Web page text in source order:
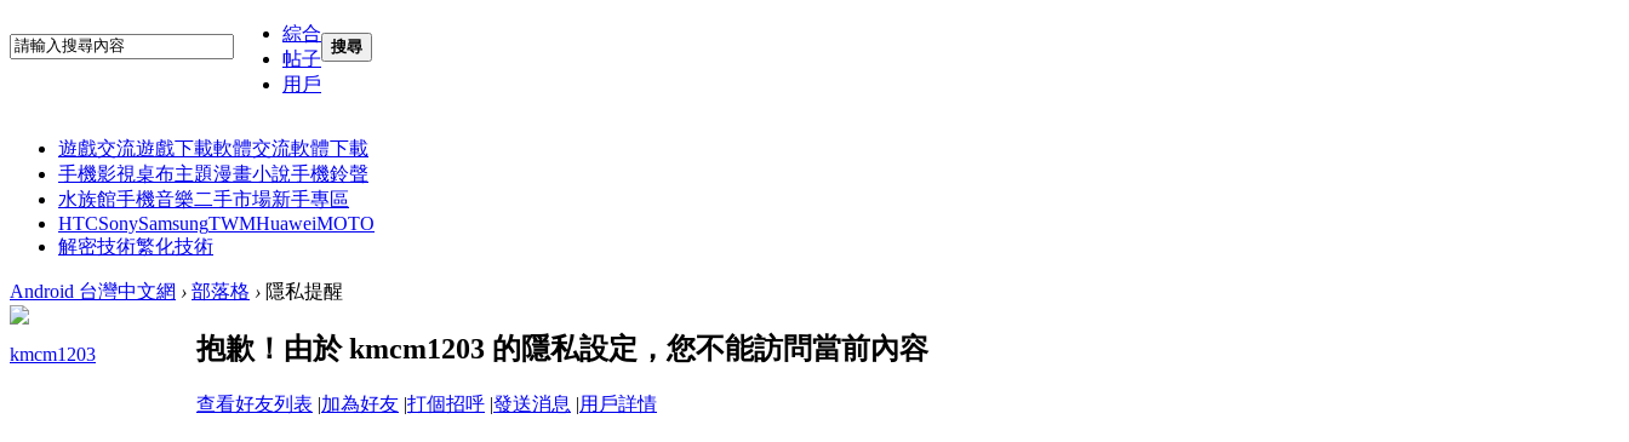
綜合
帖子
用戶
搜尋
遊戲交流遊戲下載軟體交流軟體下載
手機影視桌布主題漫畫小說手機鈴聲
水族館手機音樂二手市場新手專區
HTCSonySamsungTWMHuaweiMOTO
解密技術繁化技術
Android 台灣中文網 › 部落格 › 隱私提醒
kmcm1203 抱歉！由於 kmcm1203 的隱私設定，您不能訪問當前內容
查看好友列表 |加為好友 |打個招呼 |發送消息 |用戶詳情